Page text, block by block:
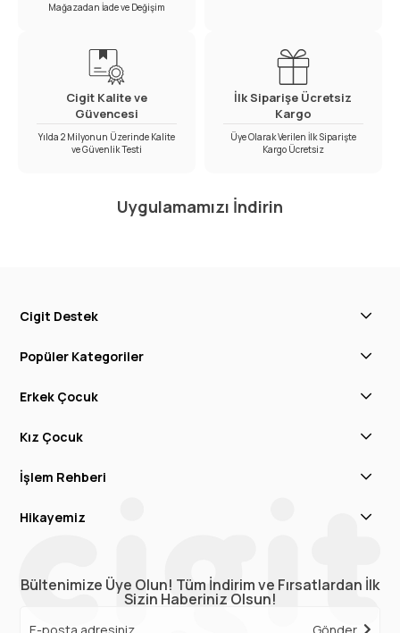
Mağazadan İade ve Değişim
Cigit Kalite ve
Güvencesi
Yılda 2 Milyonun Üzerinde Kalite
ve Güvenlik Testi
İlk Siparişe Ücretsiz
Kargo
Üye Olarak Verilen İlk Siparişte
Kargo Ücretsiz
Uygulamamızı İndirin
Cigit Destek
Popüler Kategoriler
Erkek Çocuk
Kız Çocuk
İşlem Rehberi
Hikayemiz
Bültenimize Üye Olun! Tüm İndirim ve Fırsatlardan İlk
Sizin Haberiniz Olsun!
Gönder